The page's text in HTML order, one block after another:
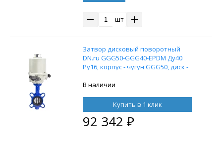
шт
Затвор дисковый поворотный
DN.ru GGG50-GGG40-EPDM Ду40
Ру16, корпус - чугун GGG50, диск -
ГЗ-ОФ-25/5.5К, 380В
В наличии
Купить в 1 клик
92 342 ₽